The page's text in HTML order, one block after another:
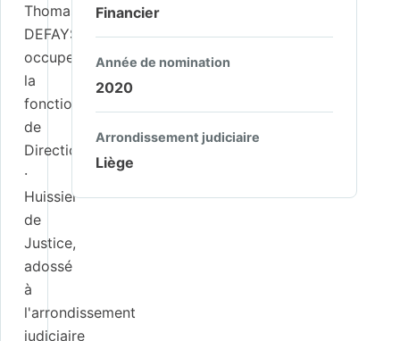
Thomas
DEFAYS
occupe
la
fonction
de
Direction
·
Huissier
de
Justice,
adossé
à
l'arrondissement
judiciaire
Financier
Année de nomination
2020
Arrondissement judiciaire
Liège